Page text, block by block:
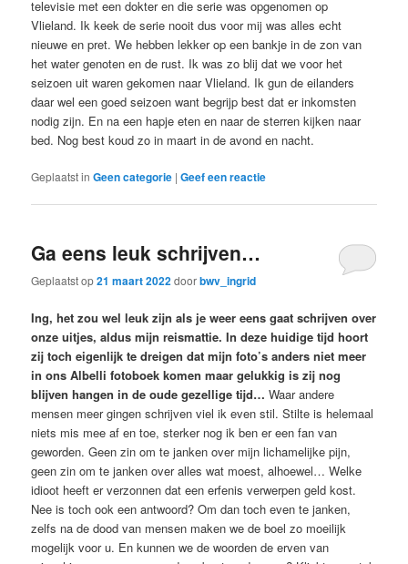
televisie met een dokter en die serie was opgenomen op
Vlieland. Ik keek de serie nooit dus voor mij was alles echt
nieuwe en pret. We hebben lekker op een bankje in de zon van
het water genoten en de rust. Ik was zo blij dat we voor het
seizoen uit waren gekomen naar Vlieland. Ik gun de eilanders
daar wel een goed seizoen want begrijp best dat er inkomsten
nodig zijn. En na een hapje eten en naar de sterren kijken naar
bed. Nog best koud zo in maart in de avond en nacht.
Geplaatst in Geen categorie |Geef een reactie
Ga eens leuk schrijven…
Geplaatst op21 maart 2022doorbwv_ingrid
Ing, het zou wel leuk zijn als je weer eens gaat schrijven over
onze uitjes, aldus mijn reismattie. In deze huidige tijd hoort
zij toch eigenlijk te dreigen dat mijn foto’s anders niet meer
in ons Albelli fotoboek komen maar gelukkig is zij nog
blijven hangen in de oude gezellige tijd… Waar andere
mensen meer gingen schrijven viel ik even stil. Stilte is helemaal
niets mis mee af en toe, sterker nog ik ben er een fan van
geworden. Geen zin om te janken over mijn lichamelijke pijn,
geen zin om te janken over alles wat moest, alhoewel… Welke
idioot heeft er verzonnen dat een erfenis verwerpen geld kost.
Nee is toch ook een antwoord? Om dan toch even te janken,
zelfs na de dood van mensen maken we de boel zo moeilijk
mogelijk voor u. En kunnen we de woorden de erven van